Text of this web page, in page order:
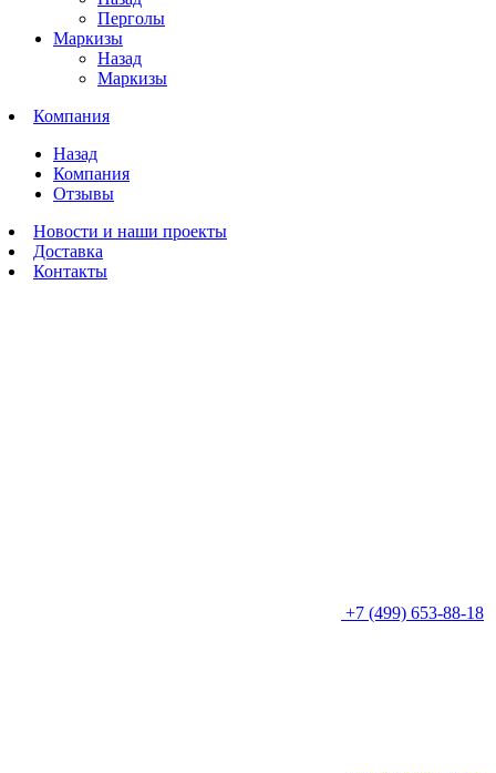
Перголы
Маркизы
Назад
Маркизы
Компания
Назад
Компания
Отзывы
Новости и наши проекты
Доставка
Контакты
+7 (499) 653-88-18